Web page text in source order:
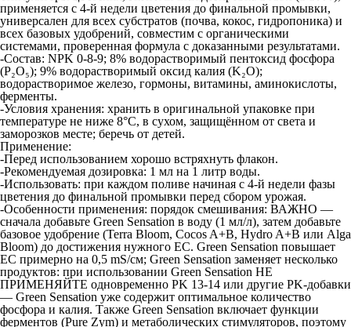
применяется с 4-й недели цветения до финальной промывки,
универсален для всех субстратов (почва, кокос, гидропоника) и
всех базовых удобрений, совместим с органическими
системами, проверенная формула с доказанными результатами.
​-Состав: NPK 0-8-9; 8% водорастворимый пентоксид фосфора
(P₂O₅); 9% водорастворимый оксид калия (K₂O);
водорастворимое железо, гормоны, витамины, аминокислоты,
ферменты.
​-Условия хранения: хранить в оригинальной упаковке при
температуре не ниже 8°C, в сухом, защищённом от света и
заморозков месте; беречь от детей.
Применение:
-Перед использованием хорошо встряхнуть флакон.
​-Рекомендуемая дозировка: 1 мл на 1 литр воды.
​-Использовать: при каждом поливе начиная с 4-й недели фазы
цветения до финальной промывки перед сбором урожая.
​-Особенности применения: порядок смешивания: ВАЖНО —
сначала добавьте Green Sensation в воду (1 мл/л), затем добавьте
базовое удобрение (Terra Bloom, Cocos A+B, Hydro A+B или Alga
Bloom) до достижения нужного EC. Green Sensation повышает
EC примерно на 0,5 mS/см; Green Sensation заменяет несколько
продуктов: при использовании Green Sensation НЕ
ПРИМЕНЯЙТЕ одновременно PK 13-14 или другие PK-добавки
— Green Sensation уже содержит оптимальное количество
фосфора и калия. Также Green Sensation включает функции
ферментов (Pure Zym) и метаболических стимуляторов, поэтому